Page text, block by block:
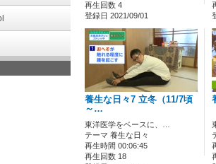
再生回数 4
登録日 2021/09/01
養生な日々7 立冬（11/7頃
～…
東洋医学をベースに、…
テーマ 養生な日々
再生時間 00:06:45
再生回数 18